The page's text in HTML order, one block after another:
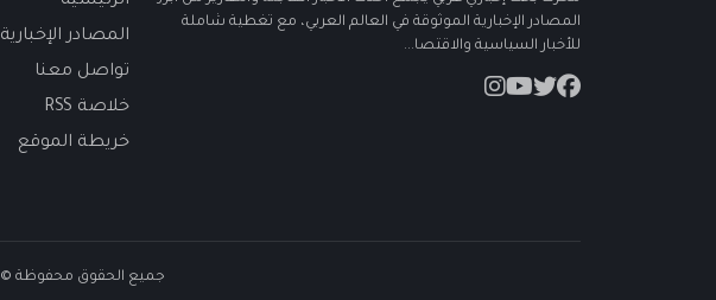
المصادر الإخبارية الموثوقة في العالم العربي، مع تغطية شاملة
للأخبار السياسية والاقتصا...
المصادر الإخبارية
تواصل معنا
خلاصة RSS
خريطة الموقع
جميع الحقوق محفوظة © 2026 الخلاصة نت |